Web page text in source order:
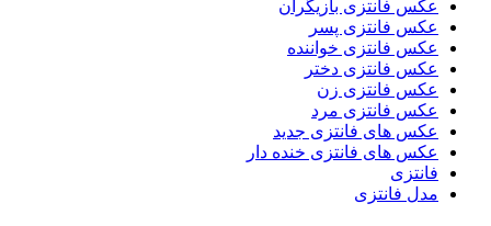
عکس فانتزی بازیگران
عکس فانتزی پسر
عکس فانتزی خواننده
عکس فانتزی دختر
عکس فانتزی زن
عکس فانتزی مرد
عکس های فانتزی جدید
عکس های فانتزی خنده دار
فانتزی
مدل فانتزی